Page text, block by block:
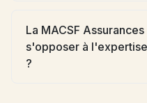
La MACSF
s'opposer à
?